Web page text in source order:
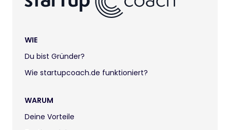
WIE
Du bist Gründer?
Wie startupcoach.de funktioniert?
WARUM
Deine Vorteile